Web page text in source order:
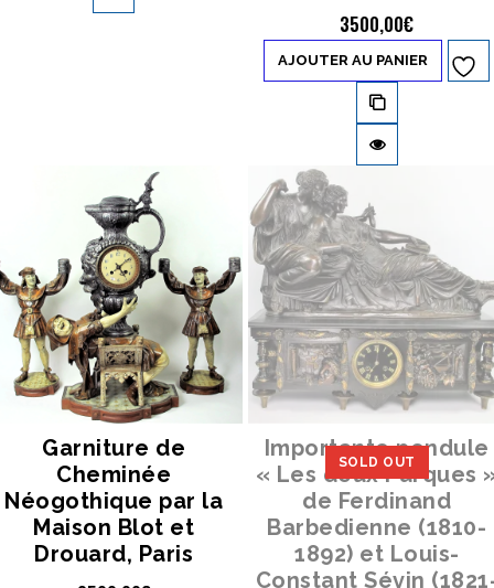
3500,00€
AJOUTER AU PANIER
Garniture de
Cheminée
Néogothique par la
Maison Blot et
Drouard, Paris
SOLD OUT
Importante pendule
« Les deux Parques
de Ferdinand
Barbedienne (1810-
1892) et Louis-
Constant Sévin